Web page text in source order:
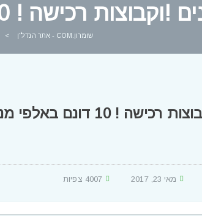
רכישה ! 10 דונם באלפי מנשה
שומרון.COM - אתר הנדל"ן >
! 10 דונם באלפי מנשה
מאי 23, 2017 4007 צפיות